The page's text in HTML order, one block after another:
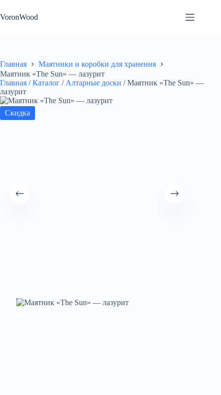
к
сути
VoronWood
Главная
Маятники и коробки для хранения
Маятник «The Sun» — лазурит
Главная / Каталог / Алтарные доски / Маятник «The Sun» —
лазурит
Скидка